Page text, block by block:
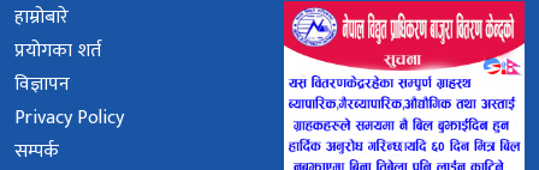
हाम्रोबारे
प्रयोगका शर्त
विज्ञापन
Privacy Policy
सम्पर्क